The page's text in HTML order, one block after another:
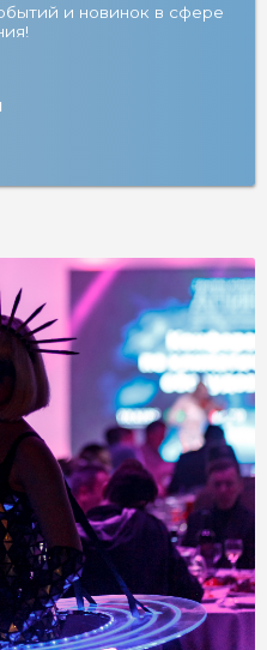
и новинок в сфере